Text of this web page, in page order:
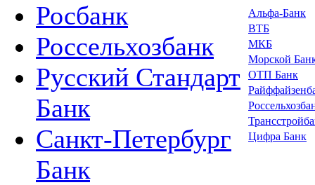
Росбанк
Россельхозбанк
Русский Стандарт
Банк
Санкт-Петербург
Банк
Альфа-Банк
ВТБ
МКБ
Морской
ОТП Банк
Цифра Банк